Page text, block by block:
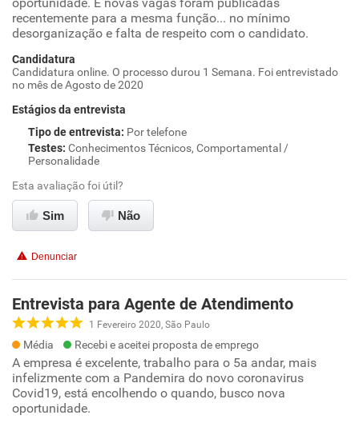
recentemente para a mesma função... no mínimo
desorganização e falta de respeito com o candidato.
Candidatura
Candidatura online. O processo durou 1 Semana. Foi entrevistado
no mês de Agosto de 2020
Estágios da entrevista
Tipo de entrevista: Por telefone
Testes: Conhecimentos Técnicos, Comportamental /
Personalidade
Esta avaliação foi útil?
Sim Não
Denunciar
Entrevista para Agente de Atendimento
1 Fevereiro 2020, São Paulo
Média Recebi e aceitei proposta de emprego
A empresa é excelente, trabalho para o 5a andar, mais
infelizmente com a Pandemira do novo coronavirus
Covid19, está encolhendo o quando, busco nova
oportunidade.